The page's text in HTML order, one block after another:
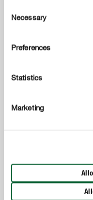
Selection
Necessary
Preferences
Statistics
Marketing
COMPO Anti-Onkruid
Spray/Ready